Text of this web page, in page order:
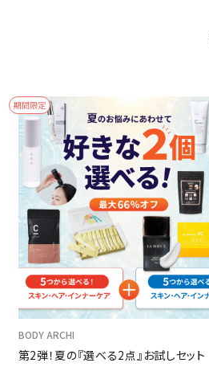
期間限定
BODY ARCHI
第2弾！夏の『選べる2点』お試しセット